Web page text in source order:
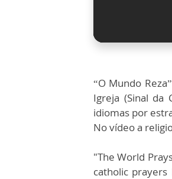
“O Mundo
Igreja (Sinal da
idiomas por
No vídeo a
"The World
catholic